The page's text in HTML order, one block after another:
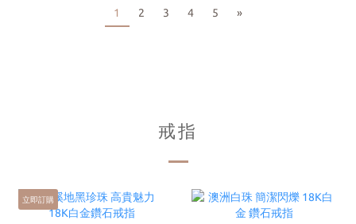
1 2 3 4 5 »
戒指
立即訂購